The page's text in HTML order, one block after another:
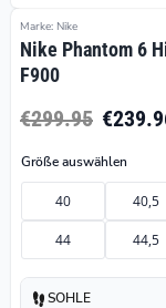
Marke: Nike
Nike Phantom 6
F900
€299.95
Größe auswählen
40 40,5
44 44,5
SOHLE